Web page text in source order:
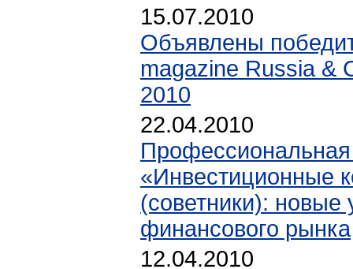
15.07.2010
Объявлены
magazine Russia &
2010
22.04.2010
«Инвестиционные
(советники): новые
финансового рынка
12.04.2010